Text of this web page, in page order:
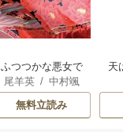
ふつつかな悪女で
はございますが ～
雛宮蝶鼠とりかえ
伝～
尾羊英/ 中村颯
希/ゆき哉
無料立読み
天